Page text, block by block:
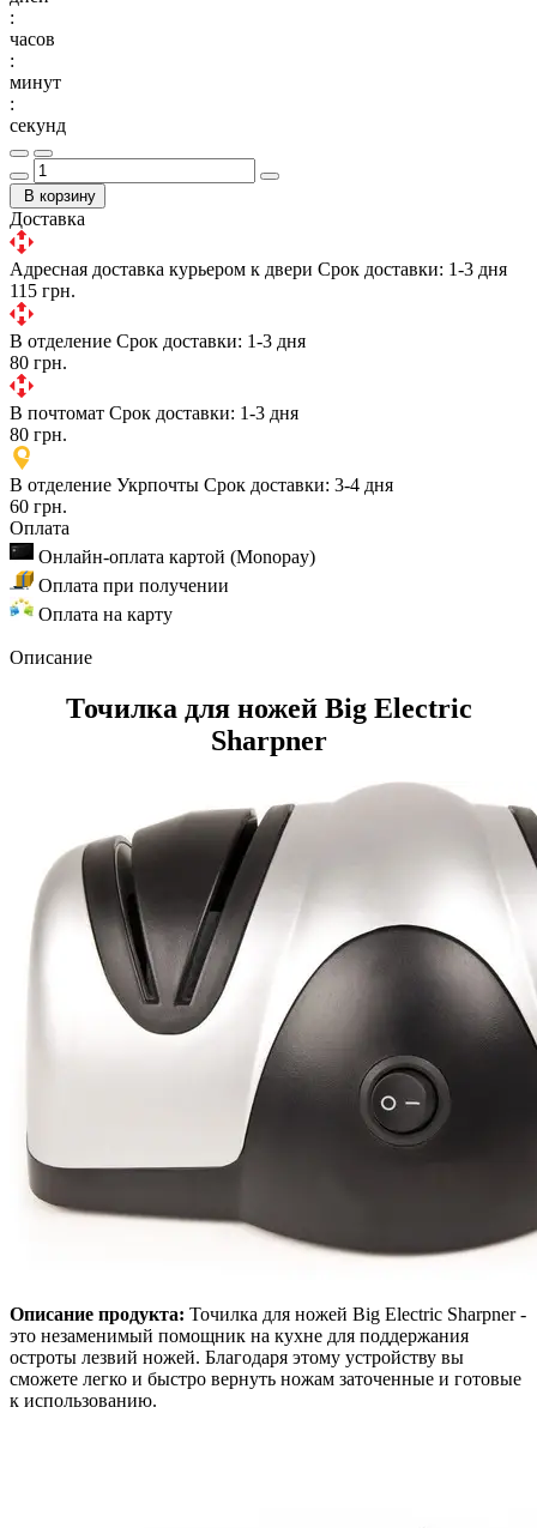
:
часов
:
минут
:
секунд
В корзину
Доставка
Адресная доставка курьером к двери Срок доставки: 1-3 дня
115 грн.
В отделение Срок доставки: 1-3 дня
80 грн.
В почтомат Срок доставки: 1-3 дня
80 грн.
В отделение Укрпочты Срок доставки: 3-4 дня
60 грн.
Оплата
Онлайн-оплата картой (Monopay)
Оплата при получении
Оплата на карту
Описание
Точилка для ножей Big Electric
Sharpner
Описание продукта: Точилка для ножей Big Electric Sharpner -
это незаменимый помощник на кухне для поддержания
остроты лезвий ножей. Благодаря этому устройству вы
сможете легко и быстро вернуть ножам заточенные и готовые
к использованию.